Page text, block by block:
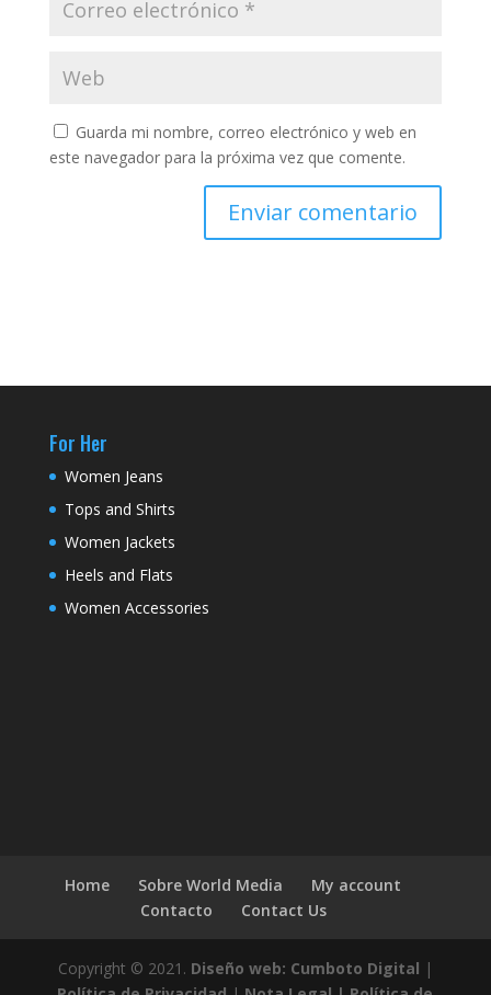
Guarda mi nombre, correo electrónico y web en
este navegador para la próxima vez que comente.
For Her
Women Jeans
Tops and Shirts
Women Jackets
Heels and Flats
Women Accessories
Home Sobre World Media
My account
Contacto
Contact Us
Copyright © 2021. Diseño web: Cumboto Digital |